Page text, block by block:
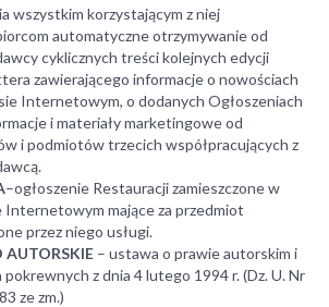
wszystkim korzystającym z niej
automatyczne otrzymywanie od
cyklicznych treści kolejnych edycji
zawierającego informacje o nowościach
Internetowym, o dodanych Ogłoszeniach
i materiały marketingowe od
i podmiotów trzecich współpracujących z
–ogłoszenie Restauracji zamieszczone w
Internetowym mające za przedmiot
przez niego usługi.
AUTORSKIE – ustawa o prawie autorskim i
pokrewnych z dnia 4 lutego 1994 r. (Dz. U. Nr
ze zm.)